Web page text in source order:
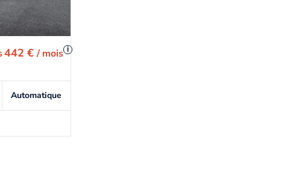
442 €/ mois i
Automatique